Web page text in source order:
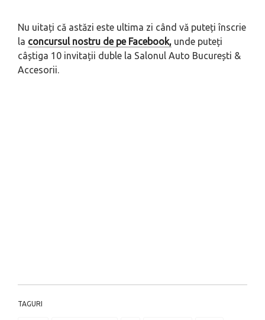
Nu uitați că astăzi este ultima zi când vă puteți înscrie
la concursul nostru de pe Facebook, unde puteți
câștiga 10 invitații duble la Salonul Auto București &
Accesorii.
TAGURI